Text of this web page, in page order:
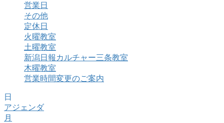
営業日
その他
定休日
火曜教室
土曜教室
新潟日報カルチャー三条教室
木曜教室
営業時間変更のご案内
日
アジェンダ
月